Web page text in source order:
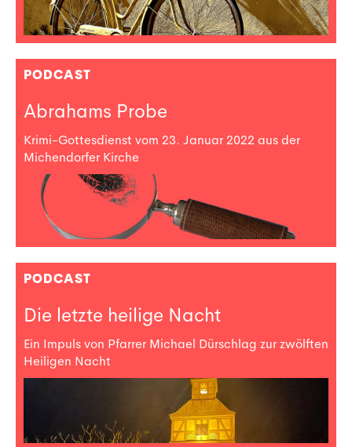
PODCAST
Abrahams Probe
Krimi-Gottesdienst vom 23. Januar 2022 aus der
Michendorfer Kirche
PODCAST
Die letzte heilige Nacht
Ein Impuls von Pfarrer Michael Dürschlag zur zwölften
Heiligen Nacht